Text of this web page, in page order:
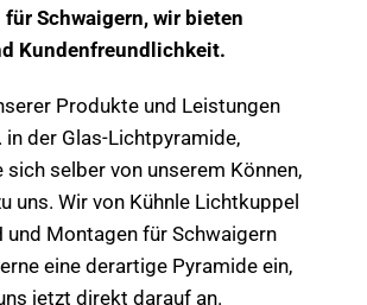
Schwaigern, wir bieten
Kundenfreundlichkeit.
Produkte und Leistungen
in der Glas-Lichtpyramide,
sich selber von unserem Können,
uns. Wir von Kühnle Lichtkuppel
und Montagen für Schwaigern
eine derartige Pyramide ein,
jetzt direkt darauf an.